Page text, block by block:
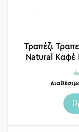
Τραπέζι
Natural Καφέ